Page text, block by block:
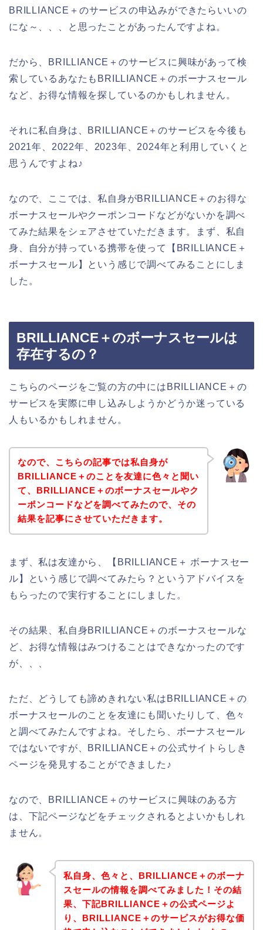
BRILLIANCE＋のサービスの申込みができたらいいの
にな～、、、と思ったことがあったんですよね。
だから、BRILLIANCE＋のサービスに興味があって検
索しているあなたもBRILLIANCE＋のボーナスセール
など、お得な情報を探しているのかもしれません。
それに私自身は、BRILLIANCE＋のサービスを今後も
2021年、2022年、2023年、2024年と利用していくと
思うんですよね♪
なので、ここでは、私自身がBRILLIANCE＋のお得な
ボーナスセールやクーポンコードなどがないかを調べ
てみた結果をシェアさせていただきます。まず、私自
身、自分が持っている携帯を使って【BRILLIANCE＋
ボーナスセール】という感じで調べてみることにしま
した。
BRILLIANCE＋のボーナスセールは
存在するの？
こちらのページをご覧の方の中にはBRILLIANCE＋の
サービスを実際に申し込みしようかどうか迷っている
人もいるかもしれません。
なので、こちらの記事では私自身が
BRILLIANCE＋のことを友達に色々と聞い
て、BRILLIANCE＋のボーナスセールやク
ーポンコードなどを調べてみたので、その
結果を記事にさせていただきます。
まず、私は友達から、【BRILLIANCE＋ ボーナスセー
ル】という感じで調べてみたら？というアドバイスを
もらったので実行することにしました。
その結果、私自身BRILLIANCE＋のボーナスセールな
ど、お得な情報はみつけることはできなかったのです
が、、、
ただ、どうしても諦めきれない私はBRILLIANCE＋の
ボーナスセールのことを友達にも聞いたりして、色々
と調べてみたんですよね。そしたら、ボーナスセール
ではないですが、BRILLIANCE＋の公式サイトらしき
ページを発見することができました♪
なので、BRILLIANCE＋のサービスに興味のある方
は、下記ページなどをチェックされるとよいかもしれ
ません。
私自身、色々と、BRILLIANCE＋のボーナ
スセールの情報を調べてみました！その結
果、下記BRILLIANCE＋の公式ページよ
り、BRILLIANCE＋のサービスがお得な価